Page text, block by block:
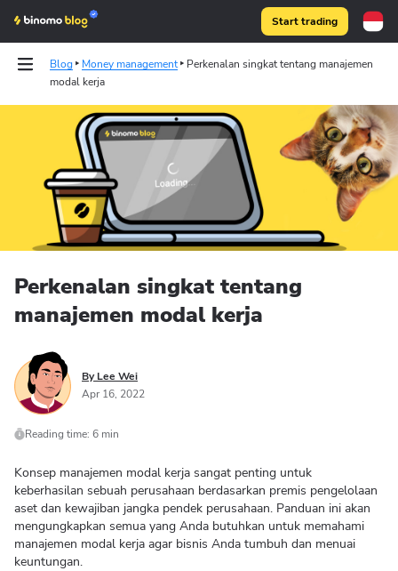
Start trading
Blog Money management
Perkenalan singkat tentang manajemen
modal kerja
Binomo on Telegram
Perkenalan singkat tentang
manajemen modal kerja
By Lee Wei
Apr 16, 2022
Reading time: 6 min
Konsep manajemen modal kerja sangat penting untuk
keberhasilan sebuah perusahaan berdasarkan premis pengelolaan
aset dan kewajiban jangka pendek perusahaan. Panduan ini akan
mengungkapkan semua yang Anda butuhkan untuk memahami
manajemen modal kerja agar bisnis Anda tumbuh dan menuai
keuntungan.